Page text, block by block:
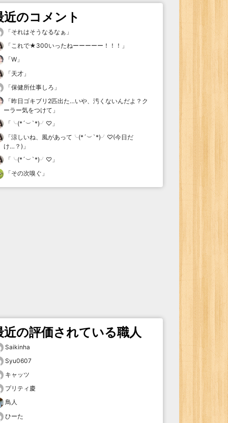
近のコメント
「それはそうなるなぁ 」
「これで★300いったねーーーーー！！！ 」
「W 」
「天才 」
「保健所仕事しろ 」
「昨日ゴキブリ2匹出た…いや、汚くないんだよ？ク
ーラー気をつけて 」
「 ╰(*´︶`*)╯♡ 」
「涼しいね、風があって╰(*´︶`*)╯♡(今日だ
け…？) 」
「 ╰(*´︶`*)╯♡ 」
「その次嗅ぐ 」
近の評価されている職人
Saikinha
Syu0607
キャッツ
プリティ慶
鳥人
ひーた